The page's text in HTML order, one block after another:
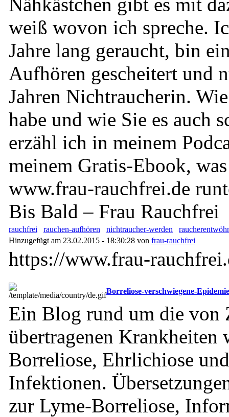
weiß wovon ich spreche.
Jahre lang geraucht, bin
Aufhören gescheitert und
Jahren Nichtraucherin.
habe und wie Sie es auch
erzähl ich in meinem
meinem Gratis-Ebook,
www.frau-rauchfrei.de
Bis Bald – Frau Rauchfrei
rauchfrei rauchen-aufhören nichtraucher-werden
Hinzugefügt am 23.02.2015 - 18:30:28 von frau-rauchfrei
https://www.frau-
Borreliose-verschwiegene-Epidemie
Ein Blog rund um die von
übertragenen Krankheiten
Borreliose, Ehrlichiose
Infektionen.
zur Lyme-Borreliose,